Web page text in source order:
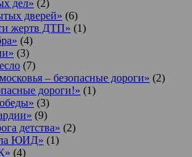
дел» (2)
дверей» (6)
жертв ДТП» (1)
(4)
(3)
(7)
– безопасные дороги» (2)
дороги!» (1)
(3)
(9)
детства» (2)
ЮИД» (1)
(4)